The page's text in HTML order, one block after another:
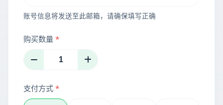
账号信息将发送至此邮箱，请确保填写正确
购买数量 *
支付方式 *